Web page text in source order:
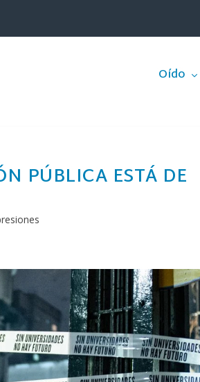
Oído
PÚBLICA ESTÁ DE